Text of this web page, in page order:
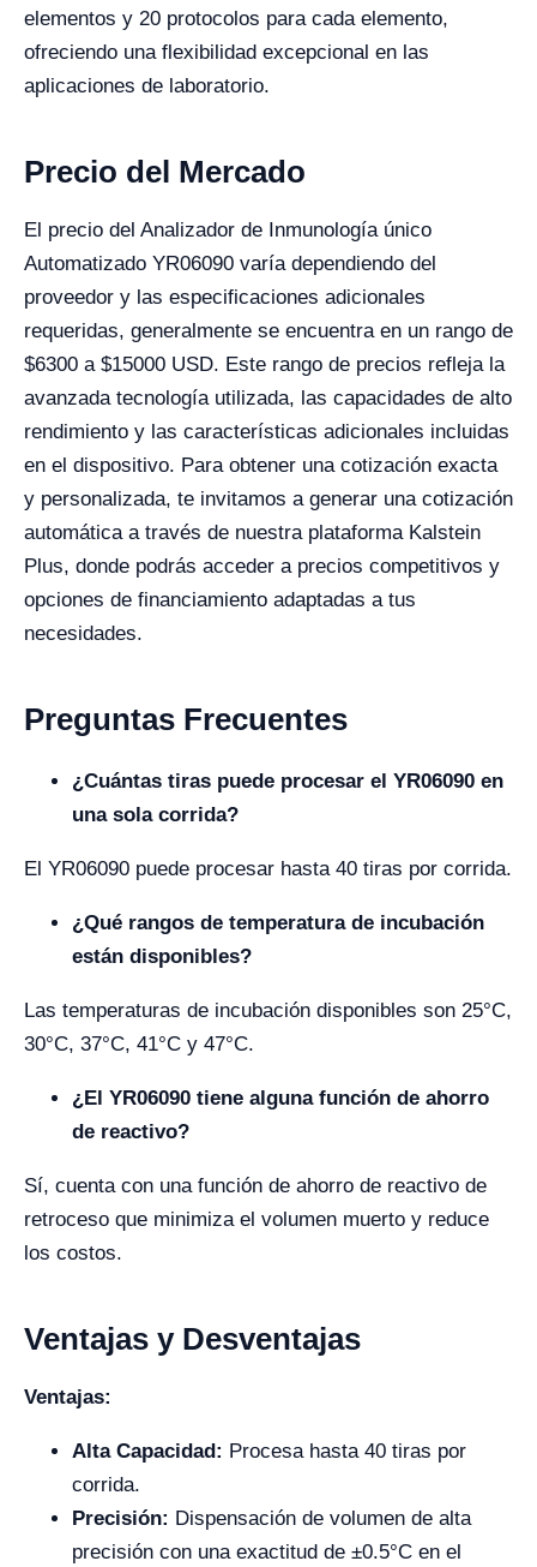
elementos y 20 protocolos para cada elemento,
ofreciendo una flexibilidad excepcional en las
aplicaciones de laboratorio.
Precio del Mercado
El precio del Analizador de Inmunología único
Automatizado YR06090 varía dependiendo del
proveedor y las especificaciones adicionales
requeridas, generalmente se encuentra en un rango de
$6300 a $15000 USD. Este rango de precios refleja la
avanzada tecnología utilizada, las capacidades de alto
rendimiento y las características adicionales incluidas
en el dispositivo. Para obtener una cotización exacta
y personalizada, te invitamos a generar una cotización
automática a través de nuestra plataforma Kalstein
Plus, donde podrás acceder a precios competitivos y
opciones de financiamiento adaptadas a tus
necesidades.
Preguntas Frecuentes
¿Cuántas tiras puede procesar el YR06090 en
una sola corrida?
El YR06090 puede procesar hasta 40 tiras por corrida.
¿Qué rangos de temperatura de incubación
están disponibles?
Las temperaturas de incubación disponibles son 25°C,
30°C, 37°C, 41°C y 47°C.
¿El YR06090 tiene alguna función de ahorro
de reactivo?
Sí, cuenta con una función de ahorro de reactivo de
retroceso que minimiza el volumen muerto y reduce
los costos.
Ventajas y Desventajas
Ventajas:
Alta Capacidad: Procesa hasta 40 tiras por
corrida.
Precisión: Dispensación de volumen de alta
precisión con una exactitud de ±0.5°C en el